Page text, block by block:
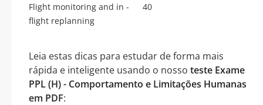
Flight monitoring and in -
flight replanning
40
Leia estas dicas para estudar de forma mais
rápida e inteligente usando o nosso teste Exame
PPL (H) - Comportamento e Limitações Humanas
em PDF: